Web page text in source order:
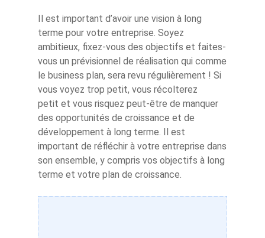
Il est important d’avoir une vision à long
terme pour votre entreprise. Soyez
ambitieux, fixez-vous des objectifs et faites-
vous un prévisionnel de réalisation qui comme
le business plan, sera revu régulièrement ! Si
vous voyez trop petit, vous récolterez
petit et vous risquez peut-être de manquer
des opportunités de croissance et de
développement à long terme. Il est
important de réfléchir à votre entreprise dans
son ensemble, y compris vos objectifs à long
terme et votre plan de croissance.